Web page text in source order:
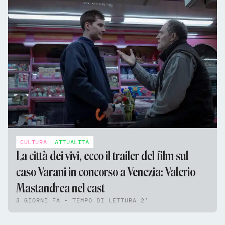
CULTURA ATTUALITÀ
La città dei vivi, ecco il trailer del film sul
caso Varani in concorso a Venezia: Valerio
Mastandrea nel cast
3 GIORNI FA - TEMPO DI LETTURA 2'